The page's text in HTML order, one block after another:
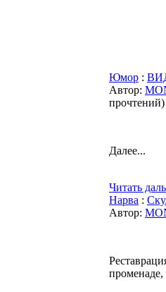
Юмор :
Автор:
прочтений)
Далее...
Читать
Нарва :
Автор: